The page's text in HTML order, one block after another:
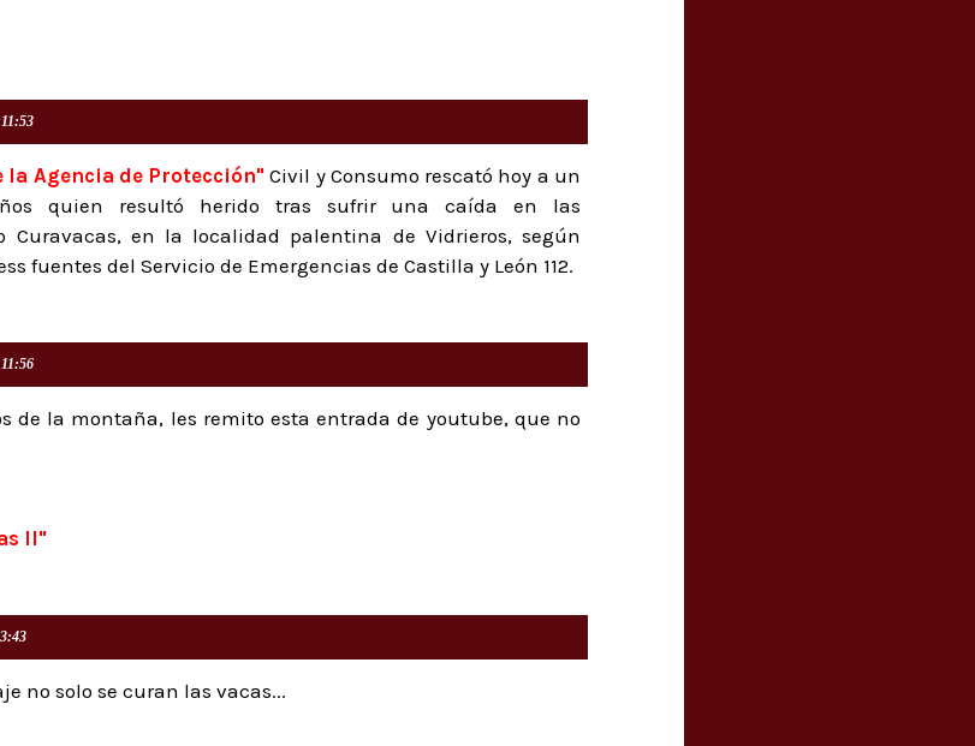
la Agencia de Protección" Civil y Consumo rescató hoy a un
quien resultó herido tras sufrir una caída en las
Curavacas, en la localidad palentina de Vidrieros, según
fuentes del Servicio de Emergencias de Castilla y León 112.
de la montaña, les remito esta entrada de youtube, que no
II"
no solo se curan las vacas...